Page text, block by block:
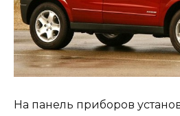
На панель приборов